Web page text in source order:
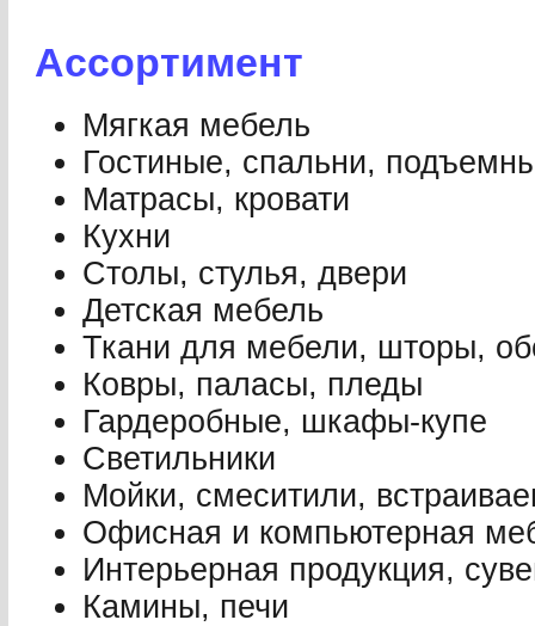
Ассортимент
Мягкая мебель
Гостиные, спальни,
Матрасы, кровати
Кухни
Столы, стулья, двери
Детская мебель
Ткани для мебели, шторы,
Ковры, паласы, пледы
Гардеробные, шкафы-купе
Светильники
Мойки, смеситили,
Офисная и компьютерная
Интерьерная продукция,
Камины, печи